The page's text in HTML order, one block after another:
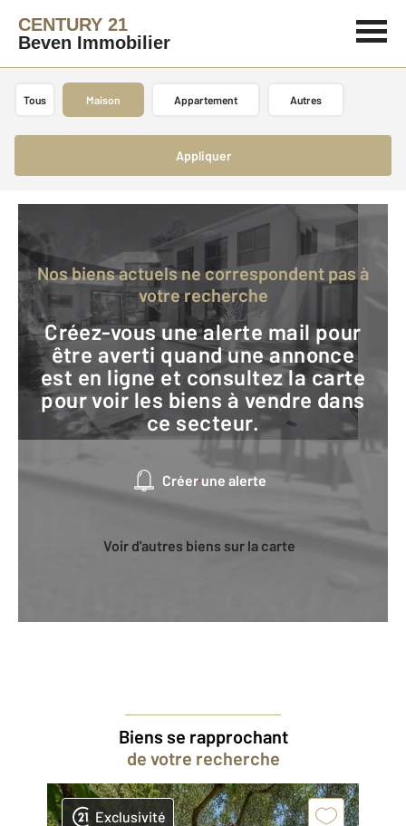
CENTURY 21
Beven Immobilier
Tous Maison Appartement Autres
Appliquer
Nos biens actuels ne correspondent pas à
votre recherche
Créez-vous une alerte mail pour
être averti quand une annonce
est en ligne et consultez la carte
pour voir les biens à vendre dans
ce secteur.
Créer une alerte
Voir d'autres biens sur la carte
Biens se rapprochant
de votre recherche
Exclusivité